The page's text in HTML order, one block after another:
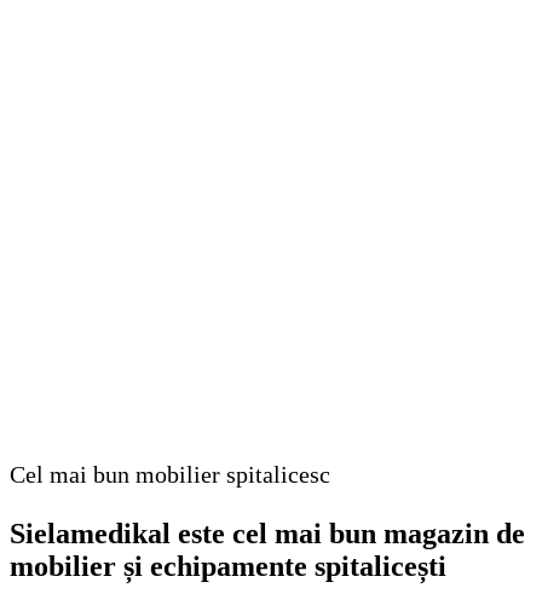
Cel mai bun mobilier spitalicesc
Sielamedikal este cel mai bun magazin de
mobilier și echipamente spitalicești